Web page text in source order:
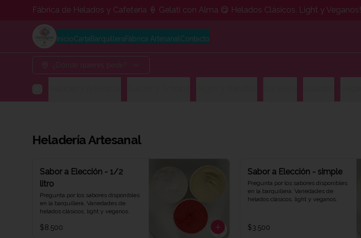
Fábrica de Helados y Cafetería 🍦 Gelati con Alma 😋 Helados Clásicos, Light y Veganos!
InicioCartaBarquilleraFábrica Artesanal Contacto
¿Dónde quieres pedir?
Heladería Artesanal
Sabor a Elección - 1/2
litro
Pregunta por los sabores disponibles
en la barquillera. Variedades de
helados clásicos, light y veganos.
$8.500
Sabor a Elección - simple
Pregunta por los sabores disponibles
en la barquillera. Variedades de
helados clásicos, light y veganos.
$3.500